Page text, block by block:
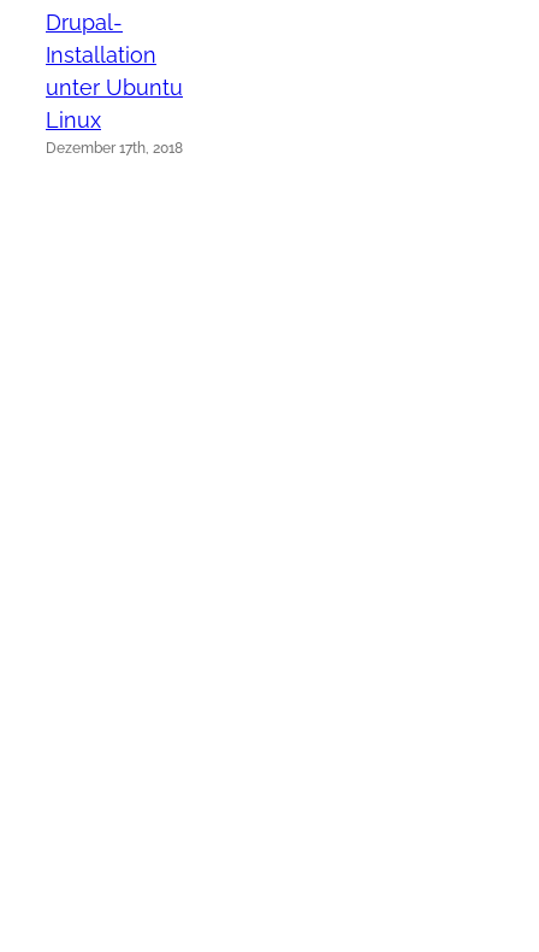
Drupal-
Installation
unter Ubuntu
Linux
Dezember 17th, 2018